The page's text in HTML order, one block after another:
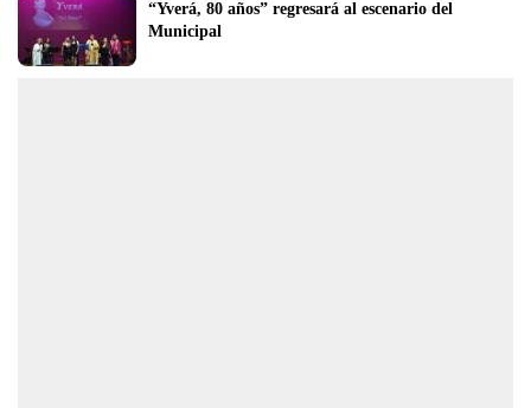
“Yverá, 80 años” regresará al escenario del
Municipal